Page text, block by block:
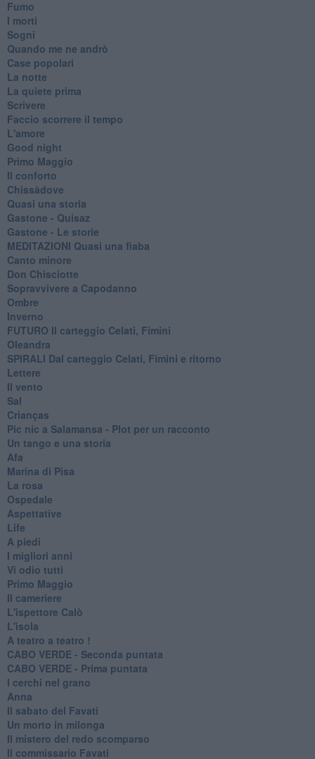
Fumo
I morti
Sogni
Quando me ne andrò
Case popolari
La notte
La quiete prima
Scrivere
Faccio scorrere il tempo
L'amore
Good night
Primo Maggio
Il conforto
Chissàdove
Quasi una storia
Gastone - Quisaz
Gastone - Le storie
MEDITAZIONI Quasi una fiaba
Canto minore
Don Chisciotte
Sopravvivere a Capodanno
Ombre
Inverno
FUTURO Il carteggio Celati, Fimini
Oleandra
SPIRALI Dal carteggio Celati, Fimini e ritorno
Lettere
Il vento
Sal
Crianças
Pic nic a Salamansa - Plot per un racconto
Un tango e una storia
Afa
Marina di Pisa
La rosa
Ospedale
Aspettative
Life
A piedi
I migliori anni
Vi odio tutti
Primo Maggio
Il cameriere
L'ispettore Calò
L'isola
A teatro a teatro !
CABO VERDE - Seconda puntata
CABO VERDE - Prima puntata
I cerchi nel grano
Anna
Il sabato del Favati
Un morto in milonga
Il mistero del redo scomparso
Il commissario Favati